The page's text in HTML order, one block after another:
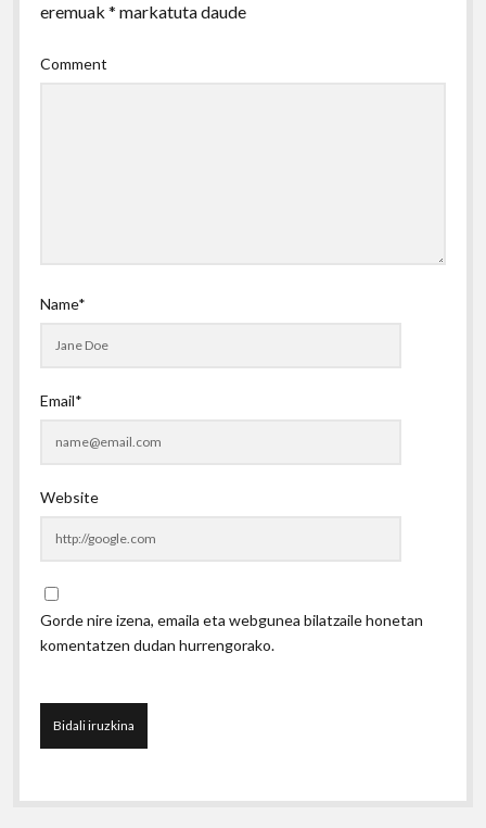
eremuak * markatuta daude
Comment
Name*
Email*
Website
Gorde nire izena, emaila eta webgunea bilatzaile honetan
komentatzen dudan hurrengorako.